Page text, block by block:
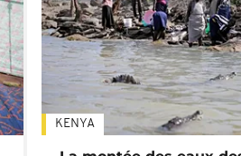
KENYA